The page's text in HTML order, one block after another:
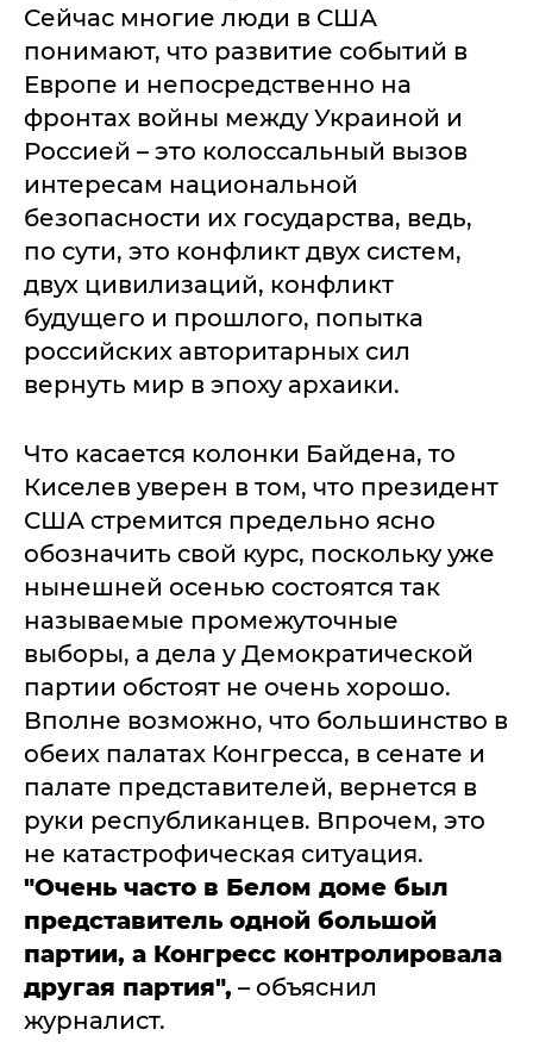
Сейчас многие люди в США
понимают, что развитие событий в
Европе и непосредственно на
фронтах войны между Украиной и
Россией – это колоссальный вызов
интересам национальной
безопасности их государства, ведь,
по сути, это конфликт двух систем,
двух цивилизаций, конфликт
будущего и прошлого, попытка
российских авторитарных сил
вернуть мир в эпоху архаики.
Что касается колонки Байдена, то
Киселев уверен в том, что президент
США стремится предельно ясно
обозначить свой курс, поскольку уже
нынешней осенью состоятся так
называемые промежуточные
выборы, а дела у Демократической
партии обстоят не очень хорошо.
Вполне возможно, что большинство в
обеих палатах Конгресса, в сенате и
палате представителей, вернется в
руки республиканцев. Впрочем, это
не катастрофическая ситуация.
"Очень часто в Белом доме был
представитель одной большой
партии, а Конгресс контролировала
другая партия", – объяснил
журналист.